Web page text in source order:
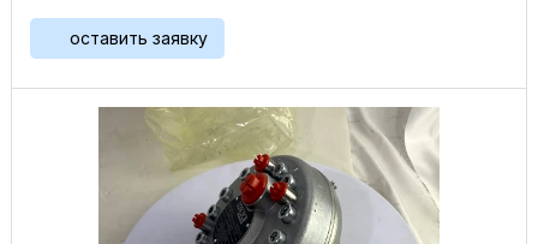
оставить заявку